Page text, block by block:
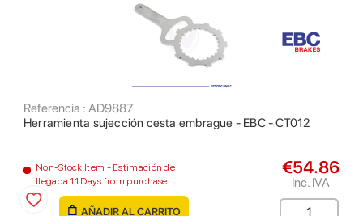
Herramienta sujección cesta embrague - EBC - CT012
Referencia : AD9887
Non-Stock Item - Estimación de
llegada 11 Days from purchase
€54.86
Inc. IVA
AÑADIR AL CARRITO